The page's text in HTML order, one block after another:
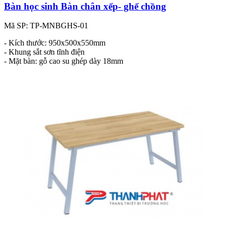
Bàn học sinh Bàn chân xếp- ghế chồng
Mã SP: TP-MNBGHS-01
- Kích thước: 950x500x550mm
- Khung sắt sơn tĩnh điện
- Mặt bàn: gỗ cao su ghép dày 18mm